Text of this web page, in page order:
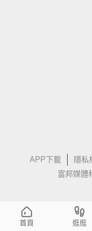
APP下載 隱私
富邦媒體
首頁 逛逛